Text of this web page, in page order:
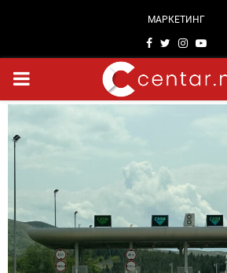
МАРКЕТИНГ
Facebook
Twitter
PRIMARY
MENU